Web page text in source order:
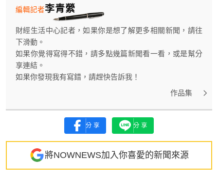
李青縈
編輯記者
財經生活中心記者，如果你是想了解更多相關新聞，請往
下滑動。
如果你覺得寫得不錯，請多點幾篇新聞看一看，或是幫分
享連結。
如果你發現我有寫錯，請趕快告訴我！
作品集
分享 分享
將NOWNEWS加入你喜愛的新聞來源